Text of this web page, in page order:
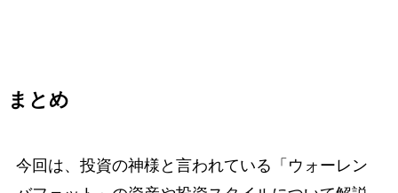
まとめ
今回は、投資の神様と言われている「ウォーレン